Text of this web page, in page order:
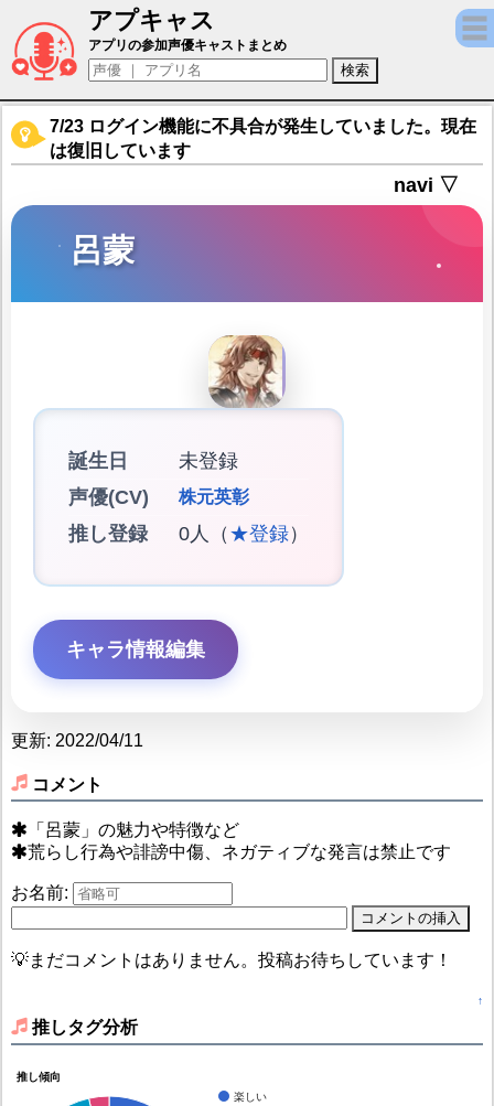
アプキャス
呂蒙（声優：株元英彰)【オリエント·アルカ
アプリの参加声優キャストまとめ
7/23 ログイン機能に不具合が発生していました。現在
は復旧しています
navi ▽
呂蒙
誕生日
未登録
声優(CV)
株元英彰
推し登録 0人（ ★登録）
キャラ情報編集
更新: 2022/04/11
コメント
「呂蒙」の魅力や特徴など
荒らし行為や誹謗中傷、ネガティブな発言は禁止です
お名前:
💡まだコメントはありません。投稿お待ちしています！
↑
推しタグ分析
推し傾向
楽しい